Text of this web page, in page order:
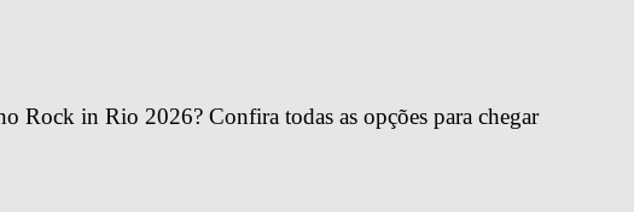
Rock in Rio 2026? Confira todas as opções para chegar